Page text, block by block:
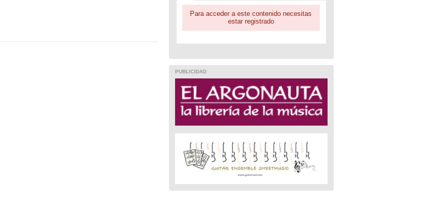
Para acceder a este contenido necesitas
estar registrado
PUBLICIDAD